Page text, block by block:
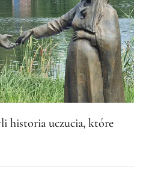
historia uczucia, które